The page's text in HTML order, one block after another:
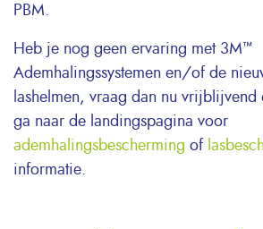
PBM.
Heb je nog geen ervaring met 3M™
Ademhalingssystemen en/of de
lashelmen, vraag dan nu vrijblijvend
ga naar de landingspagina voor
ademhalingsbescherming of
informatie.